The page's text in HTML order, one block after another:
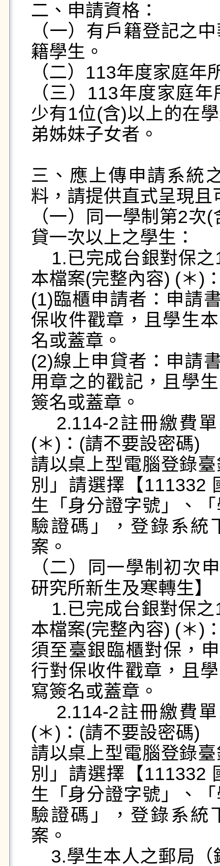
二、申請資格：
（一）有戶籍登記之
籍學生。
（二）113年度家庭
（三）113年度家庭
少有1位(含)以上的在
弟姊妹子女者。
三、應上傳申請系統
料，請提供直式呈現
（一）同一學制第2
貸一次以上之學生：
本檔案(完整內容) (＊)
(1)臨櫃申請者：申請
保收件戳章，且學生
名或蓋章。
(2)線上申貸者：申請
用章之的戳記，且學
簽名或蓋章。
(＊)：(請不要設密碼)
請以桌上型電腦登錄
別」請選擇【111332
生「身分證字號」、
驗證碼」，登錄系統
案。
（二）同一學制初次
研究所新生及寒轉生】
本檔案(完整內容) (＊)
須至臺銀臨櫃對保，
行對保收件戳章，且
寫簽名或蓋章。
(＊)：(請不要設密碼)
請以桌上型電腦登錄
別」請選擇【111332
生「身分證字號」、
驗證碼」，登錄系統
案。